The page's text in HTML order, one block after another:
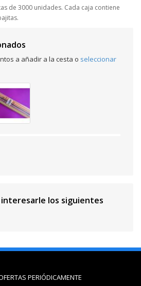
de 3000 unidades. Cada caja contiene
a añadir a la cesta o seleccionar
los siguientes
PERIÓDICAMENTE